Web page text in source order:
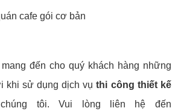
cafe gói cơ bản
đến cho quý khách hàng những
khi sử dụng dịch vụthi công thiết kế
tôi. Vui lòng liên hệ đến